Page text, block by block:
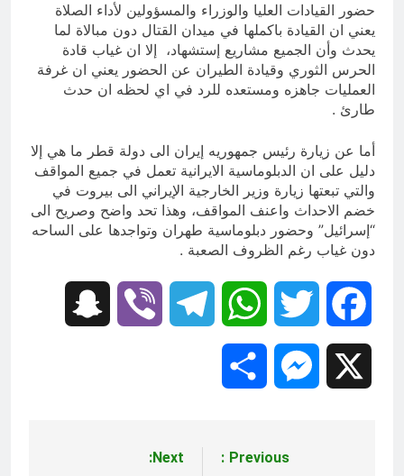
حضور القيادات العليا والوزراء والمسؤولين لأداء الصلاة
يعني ان القيادة باكملها في ميدان القتال دون مبالاة لما
يحدث وأن الجميع مشاريع إستشهاد، إلا ان غياب قادة
الحرس الثوري وقيادة الطيران عن الحضور يعني ان غرفة
العمليات جاهزه ومستعده للرد في اي لحظه ان حدث
طارئ .
أما عن زيارة رئيس جمهوريه إيران الى دولة قطر ما هي إلا
دليل على ان الدبلوماسية الايرانية تعمل في جميع المواقف
والتي تبعتها زيارة وزير الخارجية الإيراني الى بيروت في
خضم الاحداث واعنف المواقف، وهذا تحد واضح وصريح الى
“إسرائيل” وحضور دبلوماسية طهران وتواجدها على الساحه
دون غياب رغم الظروف الصعبة .
Facebook
Twitter
WhatsApp
Telegram
Viber
Messenger
Previous:
Next: